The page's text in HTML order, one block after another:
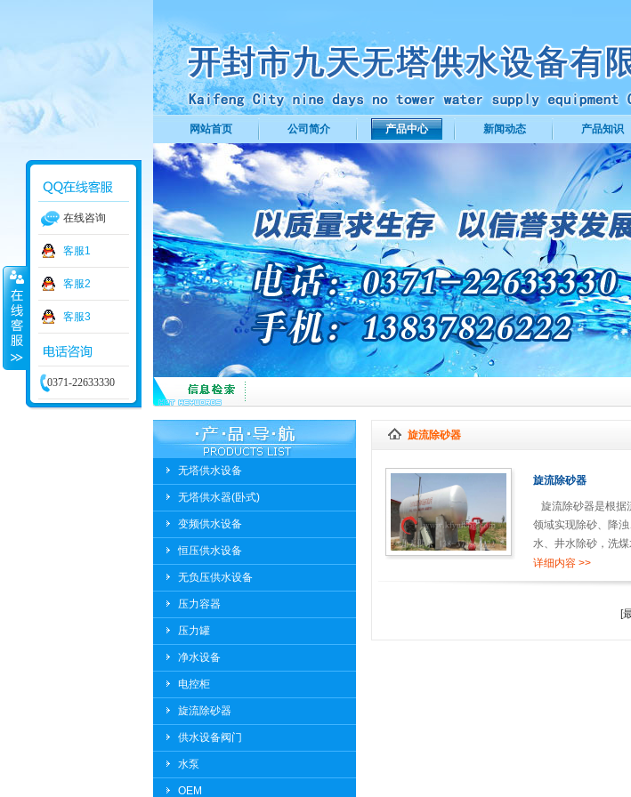
网站首页 公司简介 产品中心 新闻动态 产品知识
无塔供水设备
无塔供水器(卧式)
变频供水设备
恒压供水设备
无负压供水设备
压力容器
压力罐
净水设备
电控柜
旋流除砂器
供水设备阀门
水泵
OEM
旋流除砂器
旋流除砂器
旋流除砂器是根据
领域实现除砂、降
水、井水除砂，洗
0.1mm●出
详细内容 >>
[
在线咨询
客服1
客服2
客服3
0371-22633330